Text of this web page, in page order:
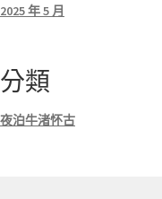
2025 年 5 月
分類
夜泊牛渚怀古